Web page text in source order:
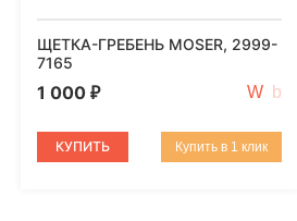
ЩЕТКА-ГРЕБЕНЬ MOSER, 2999-
7165
1 000 ₽
КУПИТЬ Купить в 1 клик